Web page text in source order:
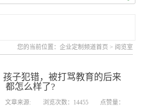
您的当前位置： 企业定制频道首页 > 阅览室
子犯错，被打骂教育的后来
都怎么样了?
文章来源: 浏览次数：14455
点赞量：